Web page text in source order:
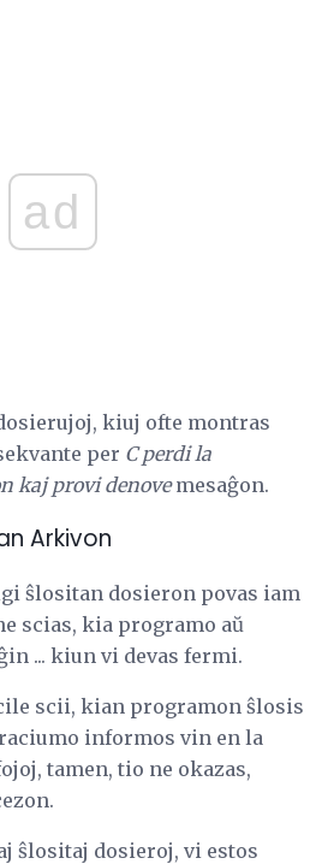
ad
kiuj ofte montras
per C perdi la
kaj provi denovemesaĝon.
Arkivon
ŝlositan dosieron povas iam
scias, kia programo aŭ
... kiun vi devas fermi.
scii, kian programon ŝlosis
informos vin en la
tamen, tio ne okazas,
ŝlositaj dosieroj, vi estos